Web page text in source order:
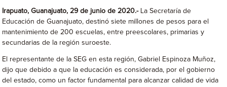
Irapuato, Guanajuato, 29 de junio de 2020.- La Secretaría de
Educación de Guanajuato, destinó siete millones de pesos para el
mantenimiento de 200 escuelas, entre preescolares, primarias y
secundarias de la región suroeste.
El representante de la SEG en esta región, Gabriel Espinoza Muñoz,
dijo que debido a que la educación es considerada, por el gobierno
del estado, como un factor fundamental para alcanzar calidad de vida